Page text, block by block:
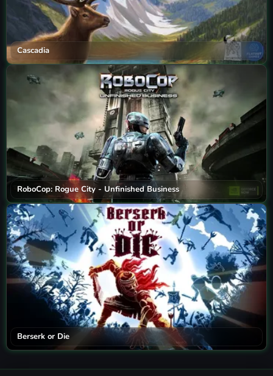
Cascadia
RoboCop: Rogue City - Unfinished Business
Berserk or Die